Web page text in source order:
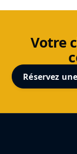
Votre
Réservez